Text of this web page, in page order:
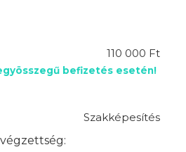
110 000 Ft
befizetés esetén!
Szakképesítés